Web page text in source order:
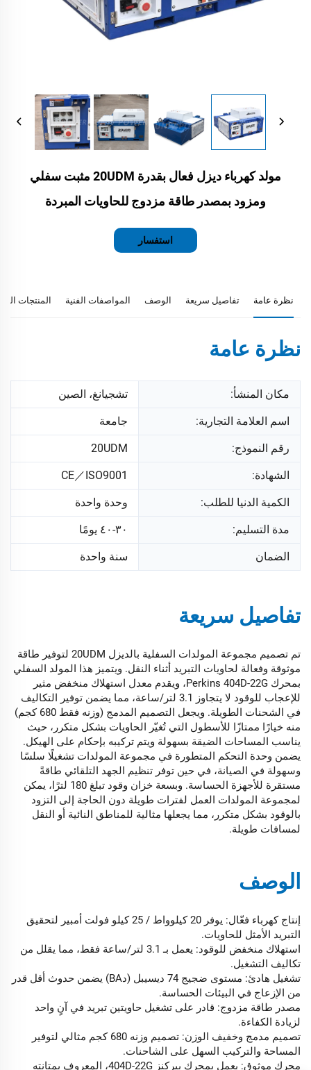
مولد كهرباء ديزل فعال بقدرة 20UDM مثبت سفلي
ومزود بمصدر طاقة مزدوج للحاويات المبردة
استفسار
نظرة عامة تفاصيل سريعة الوصف المواصفات الفنية المنتجات
نظرة عامة
مكان المنشأ: تشجيانغ، الصين
اسم العلامة التجارية: جامعة
رقم النموذج: 20UDM
الشهادة: CE／ISO9001
الكمية الدنيا للطلب: وحدة واحدة
مدة التسليم: ٣٠-٤٠ يومًا
الضمان سنة واحدة
تفاصيل سريعة
تم تصميم مجموعة المولدات السفلية بالديزل 20UDM لتوفير طاقة
موثوقة وفعالة لحاويات التبريد أثناء النقل. ويتميز هذا المولد السفلي
بمحرك Perkins 404D-22G، ويقدم معدل استهلاك منخفض مثير
للإعجاب للوقود لا يتجاوز 3.1 لتر/ساعة، مما يضمن توفير التكاليف
في الشحنات الطويلة. ويجعل التصميم المدمج (وزنه فقط 680 كجم)
منه خيارًا ممتازًا للأسطول التي تُغيّر الحاويات بشكل متكرر، حيث
يناسب المساحات الضيقة بسهولة ويتم تركيبه بإحكام على الهيكل.
يضمن وحدة التحكم المتطورة في مجموعة المولدات تشغيلًا سلسًا
وسهولة في الصيانة، في حين توفر تنظيم الجهد التلقائي طاقةً
مستقرة للأجهزة الحساسة. وبسعة خزان وقود تبلغ 180 لترًا، يمكن
لمجموعة المولدات العمل لفترات طويلة دون الحاجة إلى التزود
بالوقود بشكل متكرر، مما يجعلها مثالية للمناطق النائية أو النقل
لمسافات طويلة.
الوصف
إنتاج كهرباء فعّال: يوفر 20 كيلوواط / 25 كيلو فولت أمبير لتحقيق
التبريد الأمثل للحاويات.
استهلاك منخفض للوقود: يعمل بـ 3.1 لتر/ساعة فقط، مما يقلل من
تكاليف التشغيل.
تشغيل هادئ: مستوى ضجيج 74 ديسيبل (دBA) يضمن حدوث أقل قدر
من الإزعاج في البيئات الحساسة.
مصدر طاقة مزدوج: قادر على تشغيل حاويتين تبريد في آنٍ واحد
لزيادة الكفاءة.
تصميم مدمج وخفيف الوزن: تصميم وزنه 680 كجم مثالي لتوفير
المساحة والتركيب السهل على الشاحنات.
محرك موثوق: يعمل بمحرك بيركنز 404D-22G، المعروف بمتانته